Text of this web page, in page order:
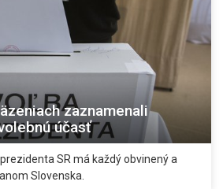
zaznamenali
účasť
SR má každý obvinený a
Slovenska.